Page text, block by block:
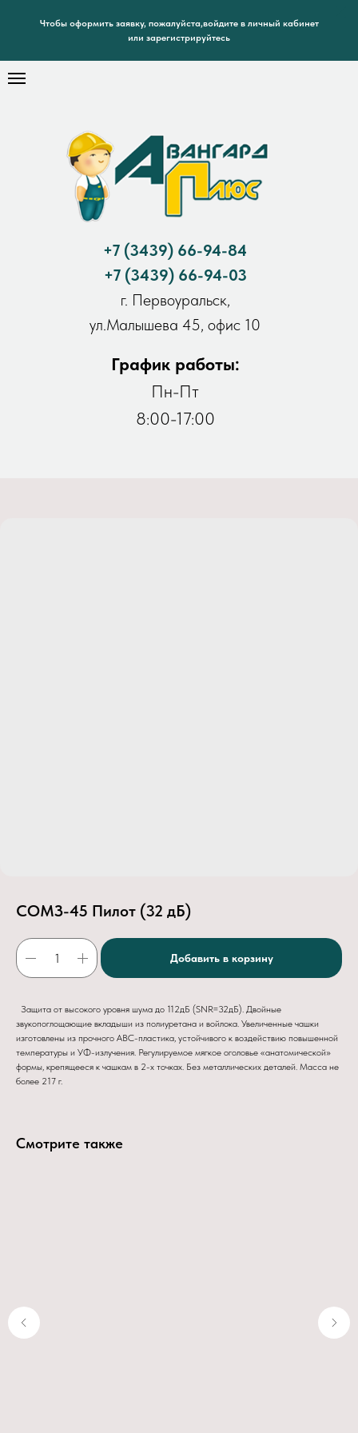
Чтобы оформить заявку, пожалуйста,войдите в личный кабинет
или зарегистрируйтесь
+7 (3439) 66-94-84
+7 (3439) 66-94-03
г. Первоуральск,
ул.Малышева 45, офис 10
График работы:
Пн-Пт
8:00-17:00
СОМЗ-45 Пилот (32 дБ)
Добавить в корзину
Защита от высокого уровня шума до 112дБ (SNR=32дБ). Двойные
звукопоглощающие вкладыши из полиуретана и войлока. Увеличенные чашки
изготовлены из прочного АВС-пластика, устойчивого к воздействию повышенной
температуры и УФ-излучения. Регулируемое мягкое оголовье «анатомической»
формы, крепящееся к чашкам в 2-х точках. Без металлических деталей. Масса не
более 217 г.
Смотрите также